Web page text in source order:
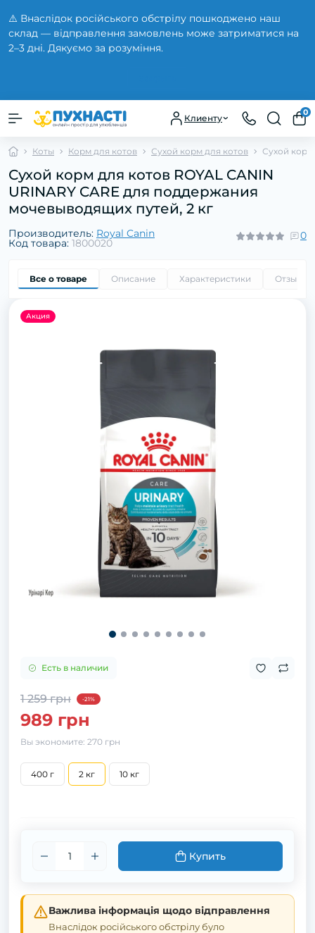
⚠️ Внаслідок російського обстрілу пошкоджено наш
склад — відправлення замовлень може затриматися на
2–3 дні. Дякуємо за розуміння.
Клиенту
0
Коты Корм для котов Сухой корм для котов Сухой корм
Сухой корм для котов ROYAL CANIN
URINARY CARE для поддержания
мочевыводящих путей, 2 кг
Производитель: Royal Canin
Код товара: 1800020
0
Все о товаре Описание Характеристики Отзывы
Акция
Есть в наличии
1 259 грн -21%
989 грн
Вы экономите: 270 грн
400 г 2 кг 10 кг
Купить
Важлива інформація щодо відправлення
Внаслідок російського обстрілу було